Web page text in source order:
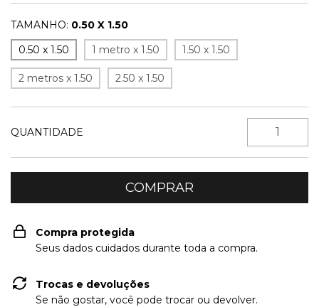
TAMANHO: 0.50 X 1.50
0.50 x 1.50
1 metro x 1.50 1.50 x 1.50
2 metros x 1.50 2.50 x 1.50
QUANTIDADE
Compra protegida
Seus dados cuidados durante toda a compra.
Trocas e devoluções
Se não gostar, você pode trocar ou devolver.